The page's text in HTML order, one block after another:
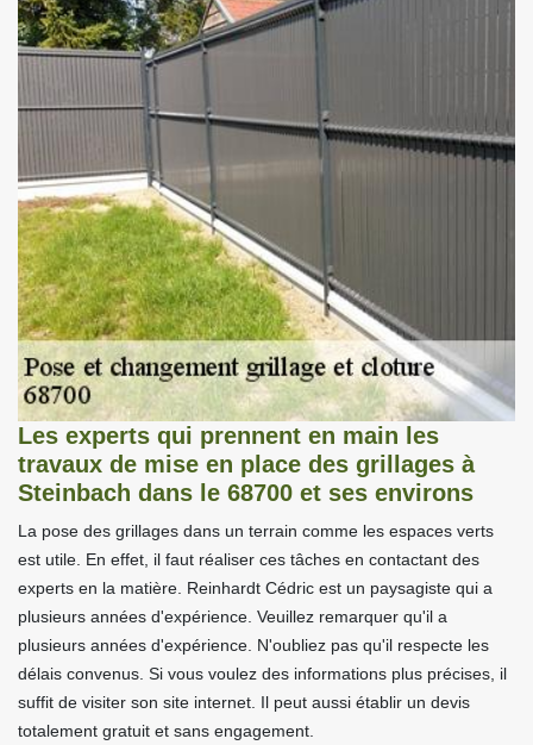
Les experts qui prennent en main les
travaux de mise en place des grillages à
Steinbach dans le 68700 et ses environs
La pose des grillages dans un terrain comme les espaces verts
est utile. En effet, il faut réaliser ces tâches en contactant des
experts en la matière. Reinhardt Cédric est un paysagiste qui a
plusieurs années d'expérience. Veuillez remarquer qu'il a
plusieurs années d'expérience. N'oubliez pas qu'il respecte les
délais convenus. Si vous voulez des informations plus précises, il
suffit de visiter son site internet. Il peut aussi établir un devis
totalement gratuit et sans engagement.